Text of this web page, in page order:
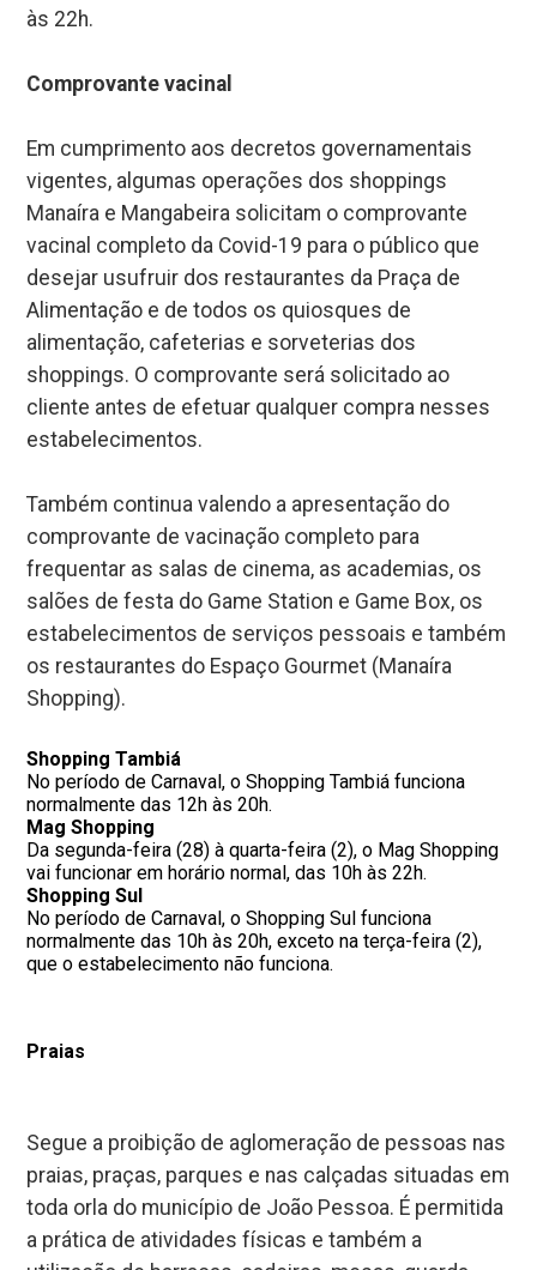
às 22h.
Comprovante vacinal
Em cumprimento aos decretos governamentais
vigentes, algumas operações dos shoppings
Manaíra e Mangabeira solicitam o comprovante
vacinal completo da Covid-19 para o público que
desejar usufruir dos restaurantes da Praça de
Alimentação e de todos os quiosques de
alimentação, cafeterias e sorveterias dos
shoppings. O comprovante será solicitado ao
cliente antes de efetuar qualquer compra nesses
estabelecimentos.
Também continua valendo a apresentação do
comprovante de vacinação completo para
frequentar as salas de cinema, as academias, os
salões de festa do Game Station e Game Box, os
estabelecimentos de serviços pessoais e também
os restaurantes do Espaço Gourmet (Manaíra
Shopping).
Shopping Tambiá
No período de Carnaval, o Shopping Tambiá funciona
normalmente das 12h às 20h.
Mag Shopping
Da segunda-feira (28) à quarta-feira (2), o Mag Shopping
vai funcionar em horário normal, das 10h às 22h.
Shopping Sul
No período de Carnaval, o Shopping Sul funciona
normalmente das 10h às 20h, exceto na terça-feira (2),
que o estabelecimento não funciona.
Praias
Segue a proibição de aglomeração de pessoas nas
praias, praças, parques e nas calçadas situadas em
toda orla do município de João Pessoa. É permitida
a prática de atividades físicas e também a